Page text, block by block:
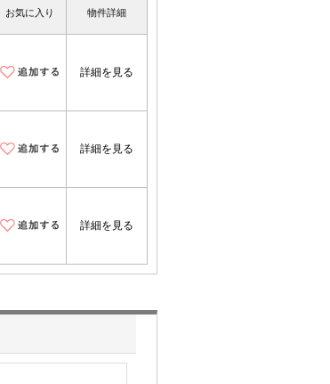
お気に入り 物件詳細
詳細を見る
詳細を見る
詳細を見る